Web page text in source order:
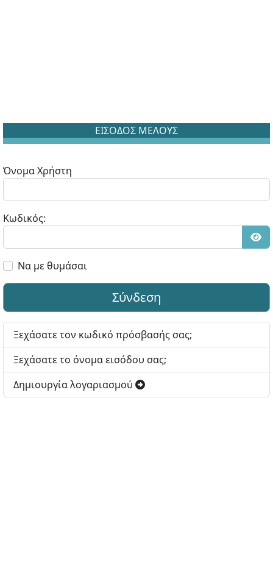
ΕΙΣΟΔΟΣ ΜΕΛΟΥΣ
Όνομα Χρήστη
Κωδικός:
Να με θυμάσαι
Σύνδεση
Ξεχάσατε τον κωδικό πρόσβασής σας;
Ξεχάσατε το όνομα εισόδου σας;
Δημιουργία λογαριασμού